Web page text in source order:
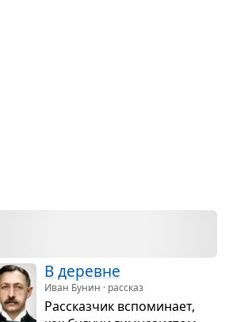
В деревне
Иван Бунин · рассказ
Рас­сказ­чик вспо­ми­нает,